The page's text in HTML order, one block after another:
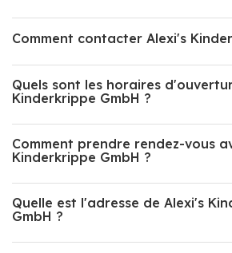
Comment contacter Alexi's
Quels sont les horaires
Kinderkrippe GmbH ?
Comment prendre rendez-vous
Kinderkrippe GmbH ?
Quelle est l'adresse de Alexi's
GmbH ?